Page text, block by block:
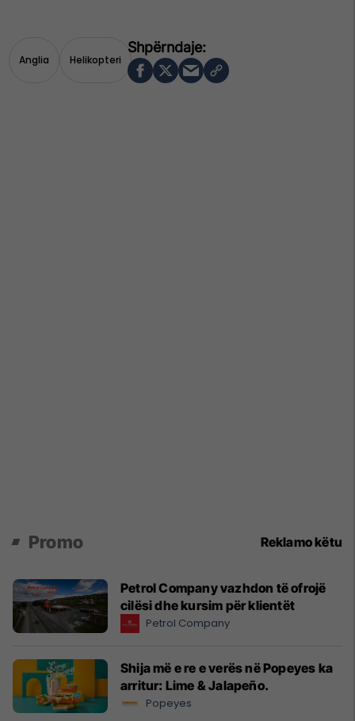
Anglia Helikopteri
Promo Reklamo këtu
Petrol Company vazhdon të ofrojë
cilësi dhe kursim për klientët
Petrol Company
Shija më e re e verës në Popeyes ka
arritur: Lime & Jalapeño.
Popeyes